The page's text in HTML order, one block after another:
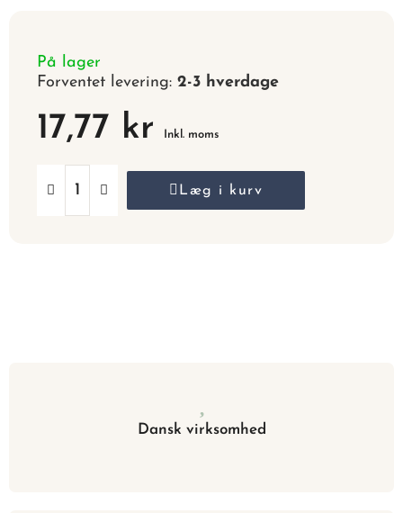
På lager
Forventet levering: 2-3 hverdage
17,77 kr Inkl. moms
Læg i kurv
Dansk virksomhed